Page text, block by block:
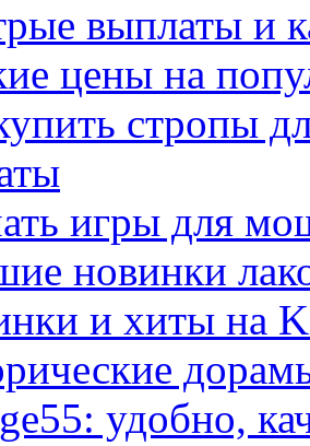
выплаты и
цены на
стропы
игры для
новинки
и хиты на
удобно,